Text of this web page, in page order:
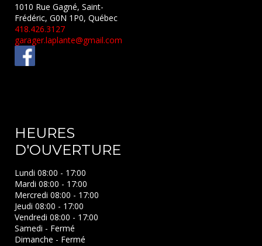
1010 Rue Gagné, Saint-
Frédéric, G0N 1P0, Québec
418.426.3127
garager.laplante@gmail.com
HEURES
D'OUVERTURE
Lundi 08:00 - 17:00
Mardi 08:00 - 17:00
Mercredi 08:00 - 17:00
Jeudi 08:00 - 17:00
Vendredi 08:00 - 17:00
Samedi - Fermé
Dimanche - Fermé